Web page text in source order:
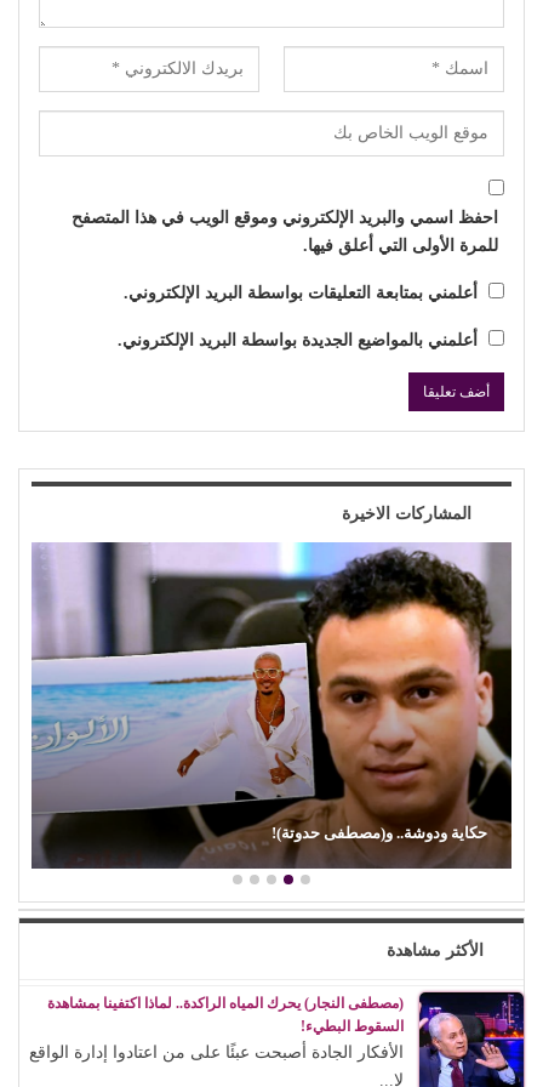
احفظ اسمي والبريد الإلكتروني وموقع الويب في هذا المتصفح
للمرة الأولى التي أعلق فيها.
أعلمني بمتابعة التعليقات بواسطة البريد الإلكتروني.
أعلمني بالمواضيع الجديدة بواسطة البريد الإلكتروني.
المشاركات الاخيرة
حكاية ودوشة.. و(مصطفى حدوتة)!
الأكثر مشاهدة
(مصطفى النجار) يحرك المياه الراكدة.. لماذا اكتفينا بمشاهدة
السقوط البطيء!
الأفكار الجادة أصبحت عبئًا على من اعتادوا إدارة الواقع
لا...